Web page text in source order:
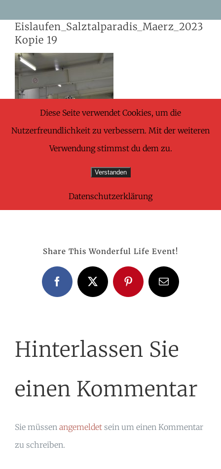
content
Eislaufen_Salztalparadis_Maerz_2023
Kopie 19
Share This Wonderful Life Event!
FacebookX PinterestE-
Mail
Hinterlassen Sie
einen Kommentar
Sie müssen angemeldet sein um einen Kommentar
zu schreiben.
Diese Seite verwendet Cookies, um die
Nutzerfreundlichkeit zu verbessern. Mit der weiteren
Verwendung stimmst du dem zu.
Verstanden
Datenschutzerklärung